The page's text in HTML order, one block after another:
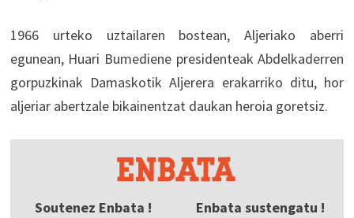
1966 urteko uztailaren bostean, Aljeriako aberri
egunean, Huari Bumediene presidenteak Abdelkaderren
gorpuzkinak Damaskotik Aljerera erakarriko ditu, hor
aljeriar abertzale bikainentzat daukan heroia goretsiz.
Soutenez Enbata ! Enbata sustengatu !